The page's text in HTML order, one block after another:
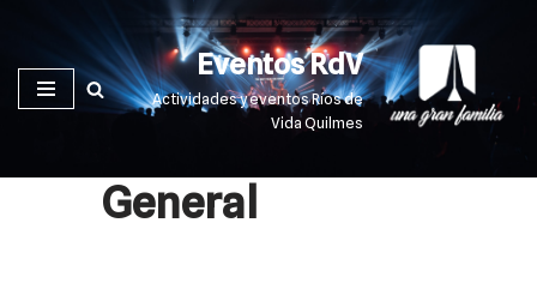
Saltar
Eventos RdV
Actividades y eventos Ríos de
Vida Quilmes
General